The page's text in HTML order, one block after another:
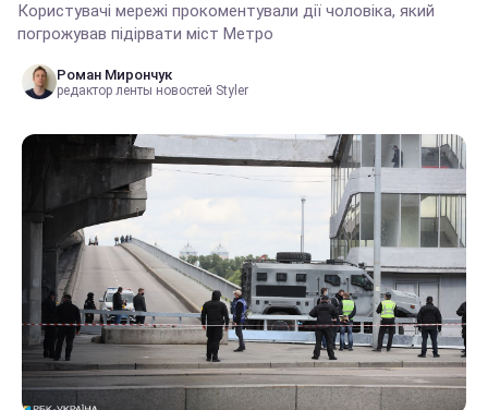
Користувачі мережі прокоментували дії чоловіка, який
погрожував підірвати міст Метро
Роман Мирончук
редактор ленты новостей Styler